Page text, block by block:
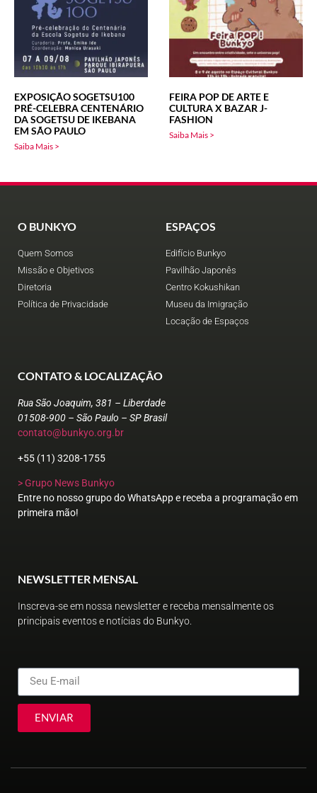
EXPOSIÇÃO SOGETSU100
PRÉ-CELEBRA CENTENÁRIO
DA SOGETSU DE IKEBANA
EM SÃO PAULO
Saiba Mais >
FEIRA POP DE ARTE E
CULTURA X BAZAR J-
FASHION
Saiba Mais >
O BUNKYO
Quem Somos
Missão e Objetivos
Diretoria
Política de Privacidade
ESPAÇOS
Edifício Bunkyo
Pavilhão Japonês
Centro Kokushikan
Museu da Imigração
Locação de Espaços
CONTATO & LOCALIZAÇÃO
Rua São Joaquim, 381 – Liberdade
01508-900 – São Paulo – SP Brasil
contato@bunkyo.org.br
+55 (11) 3208-1755
> Grupo News Bunkyo
Entre no nosso grupo do WhatsApp e receba a programação em
primeira mão!
NEWSLETTER MENSAL
Inscreva-se em nossa newsletter e receba mensalmente os
principais eventos e notícias do Bunkyo.
ENVIAR